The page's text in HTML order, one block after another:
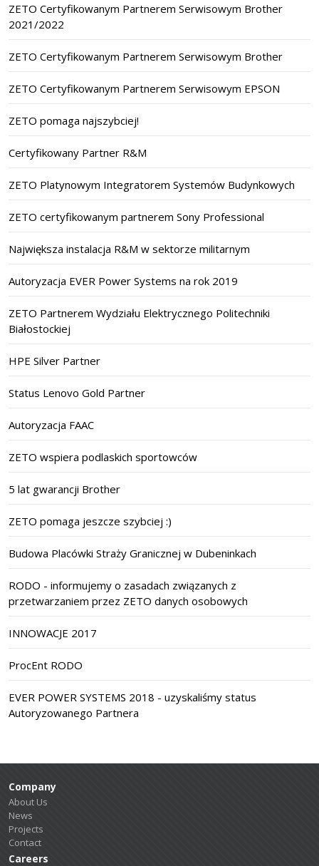
ZETO Certyfikowanym Partnerem Serwisowym Brother
2021/2022
ZETO Certyfikowanym Partnerem Serwisowym Brother
ZETO Certyfikowanym Partnerem Serwisowym EPSON
ZETO pomaga najszybciej!
Certyfikowany Partner R&M
ZETO Platynowym Integratorem Systemów Budynkowych
ZETO certyfikowanym partnerem Sony Professional
Największa instalacja R&M w sektorze militarnym
Autoryzacja EVER Power Systems na rok 2019
ZETO Partnerem Wydziału Elektrycznego Politechniki
Białostockiej
HPE Silver Partner
Status Lenovo Gold Partner
Autoryzacja FAAC
ZETO wspiera podlaskich sportowców
5 lat gwarancji Brother
ZETO pomaga jeszcze szybciej :)
Budowa Placówki Straży Granicznej w Dubeninkach
RODO - informujemy o zasadach związanych z
przetwarzaniem przez ZETO danych osobowych
INNOWACJE 2017
ProcEnt RODO
EVER POWER SYSTEMS 2018 - uzyskaliśmy status
Autoryzowanego Partnera
Company
About Us
News
Projects
Contact
Careers